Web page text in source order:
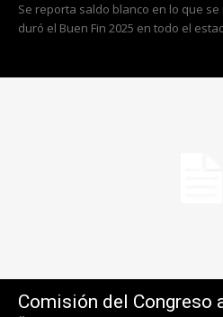
Se reporta saldo blanco en lo que
duró el Buen Fin 2025 en todo el
Comisión del Congreso